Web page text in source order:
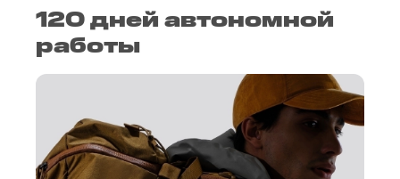
120 дней автономной
работы